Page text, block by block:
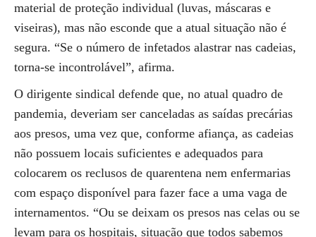
material de proteção individual (luvas, máscaras e
viseiras), mas não esconde que a atual situação não é
segura. “Se o número de infetados alastrar nas cadeias,
torna-se incontrolável”, afirma.
O dirigente sindical defende que, no atual quadro de
pandemia, deveriam ser canceladas as saídas precárias
aos presos, uma vez que, conforme afiança, as cadeias
não possuem locais suficientes e adequados para
colocarem os reclusos de quarentena nem enfermarias
com espaço disponível para fazer face a uma vaga de
internamentos. “Ou se deixam os presos nas celas ou se
levam para os hospitais, situação que todos sabemos